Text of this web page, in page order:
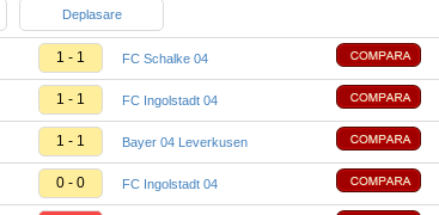
Deplasare
1 - 1 FC Schalke 04
1 - 1 FC Ingolstadt 04
1 - 1 Bayer 04 Leverkusen
0 - 0 FC Ingolstadt 04